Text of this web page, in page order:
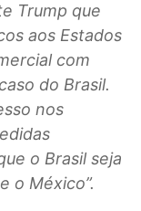
Trump que
aos Estados
com
do Brasil.
nos
o Brasil seja
o México”.